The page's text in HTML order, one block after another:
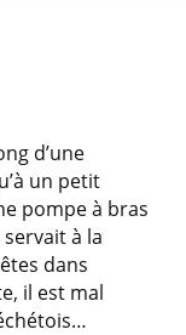
d’une
un petit
pompe à bras
à la
dans
il est mal